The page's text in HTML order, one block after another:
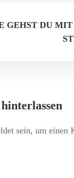
GEHST DU
sein, um einen